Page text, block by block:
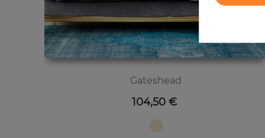
Gateshead
Цена
104,50 €